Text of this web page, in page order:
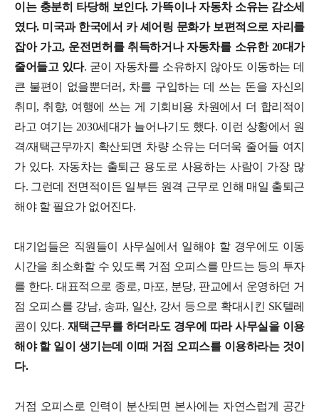
이는 충분히 타당해 보인다. 가뜩이나 자동차 소유는 감소세
였다. 미국과 한국에서 카 셰어링 문화가 보편적으로 자리를
잡아 가고, 운전면허를 취득하거나 자동차를 소유한 20대가
줄어들고 있다. 굳이 자동차를 소유하지 않아도 이동하는 데
큰 불편이 없을뿐더러, 차를 구입하는 데 쓰는 돈을 자신의
취미, 취향, 여행에 쓰는 게 기회비용 차원에서 더 합리적이
라고 여기는 2030세대가 늘어나기도 했다. 이런 상황에서 원
격/재택근무까지 확산되면 차량 소유는 더더욱 줄어들 여지
가 있다. 자동차는 출퇴근 용도로 사용하는 사람이 가장 많
다. 그런데 전면적이든 일부든 원격 근무로 인해 매일 출퇴근
해야 할 필요가 없어진다.
대기업들은 직원들이 사무실에서 일해야 할 경우에도 이동
시간을 최소화할 수 있도록 거점 오피스를 만드는 등의 투자
를 한다. 대표적으로 종로, 마포, 분당, 판교에서 운영하던 거
점 오피스를 강남, 송파, 일산, 강서 등으로 확대시킨 SK텔레
콤이 있다. 재택근무를 하더라도 경우에 따라 사무실을 이용
해야 할 일이 생기는데 이때 거점 오피스를 이용하라는 것이
다.
거점 오피스로 인력이 분산되면 본사에는 자연스럽게 공간